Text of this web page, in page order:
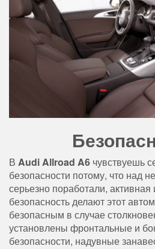
В Audi Allroad A6 чувствуешь
безопасности потому, что над
серьезно поработали, активная
безопасность делают этот
безопасным в случае
установлены фронтальные и
безопасности, надувные